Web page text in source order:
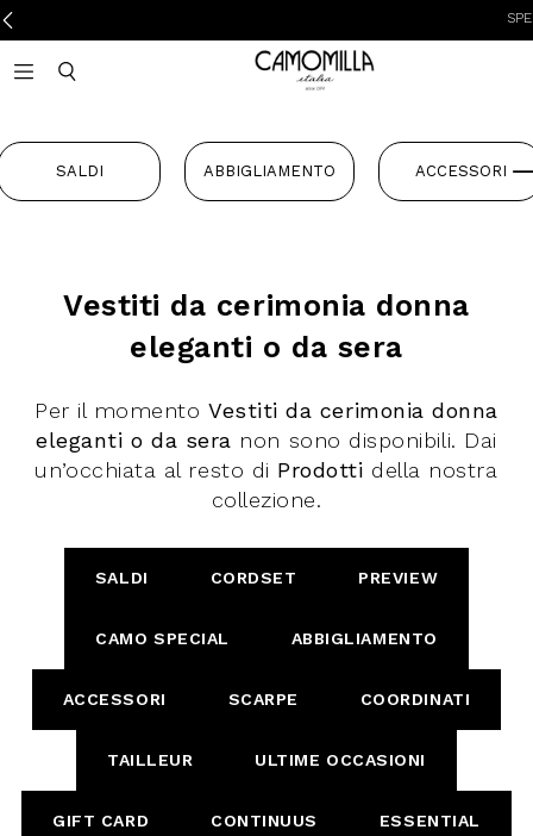
Camomilla Italia®
SALDI ABBIGLIAMENTO ACCESSORI
Vestiti da cerimonia donna
eleganti o da sera
Per il momentoVestiti da cerimonia donna
eleganti o da sera non sono disponibili. Dai
un’occhiata al resto di Prodotti della nostra
collezione.
SALDI CORDSET PREVIEW
CAMO SPECIAL ABBIGLIAMENTO
ACCESSORI SCARPE COORDINATI
TAILLEUR ULTIME OCCASIONI
GIFT CARD CONTINUUS ESSENTIAL